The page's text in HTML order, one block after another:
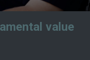
value